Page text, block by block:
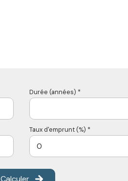
Durée (années) *
Taux d'emprunt (%) *